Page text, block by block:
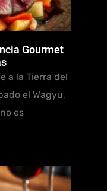
Gourmet
a la Tierra del
el Wagyu,
es